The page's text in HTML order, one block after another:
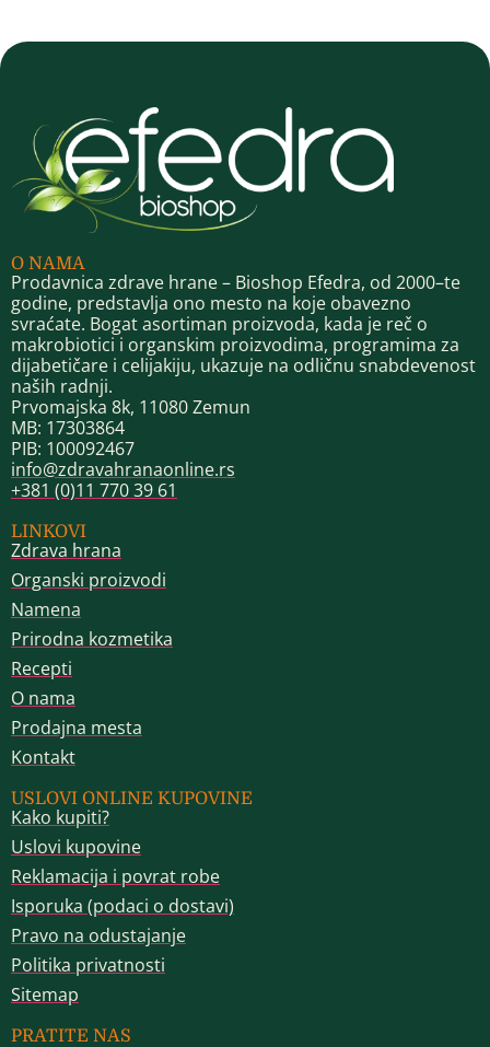
O NAMA
Prodavnica zdrave hrane – Bioshop Efedra, od 2000–te
godine, predstavlja ono mesto na koje obavezno
svraćate. Bogat asortiman proizvoda, kada je reč o
makrobiotici i organskim proizvodima, programima za
dijabetičare i celijakiju, ukazuje na odličnu snabdevenost
naših radnji.
Prvomajska 8k, 11080 Zemun
MB: 17303864
PIB: 100092467
info@zdravahranaonline.rs
+381 (0)11 770 39 61
LINKOVI
Zdrava hrana
Organski proizvodi
Namena
Prirodna kozmetika
Recepti
O nama
Prodajna mesta
Kontakt
USLOVI ONLINE KUPOVINE
Kako kupiti?
Uslovi kupovine
Reklamacija i povrat robe
Isporuka (podaci o dostavi)
Pravo na odustajanje
Politika privatnosti
Sitemap
PRATITE NAS